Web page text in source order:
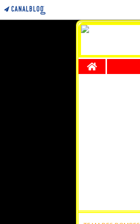
Home